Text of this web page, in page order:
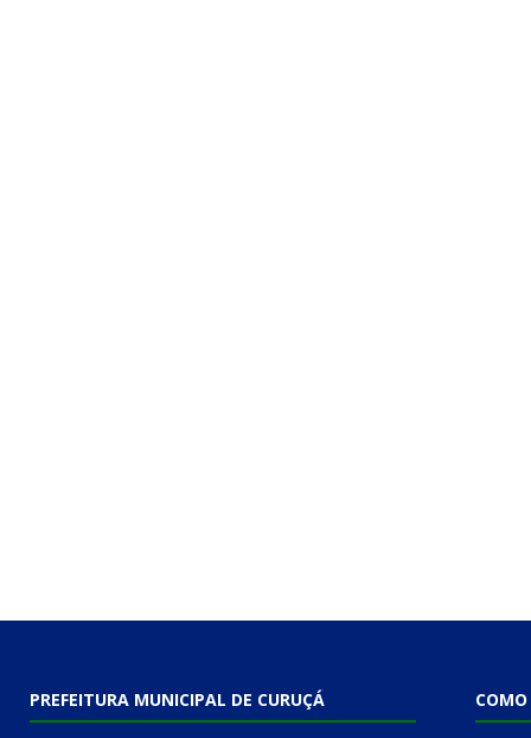
PREFEITURA MUNICIPAL DE CURUÇÁ COMO